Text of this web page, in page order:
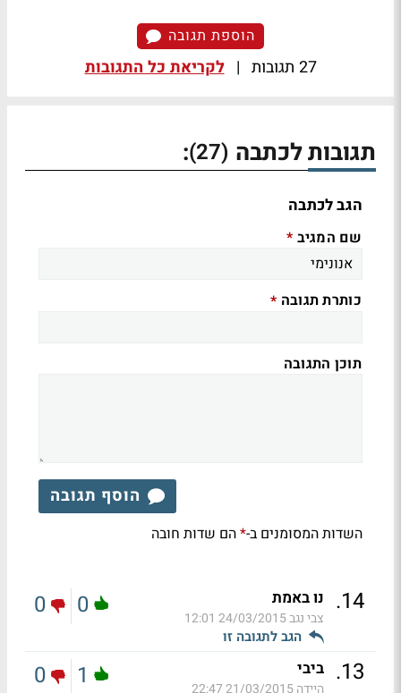
הוספת תגובה
27 תגובות | לקריאת כל התגובות
תגובות לכתבה (27)
:
הגב לכתבה
שם המגיב *
כותרת תגובה *
תוכן התגובה
הוסף תגובה
השדות המסומנים ב-*הם שדות חובה
14
. נו באמת
צבי נגב24/03/2015 12:01
הגב לתגובה זו
0
0
13
. ביבי
היידה21/03/2015 22:47
1
0